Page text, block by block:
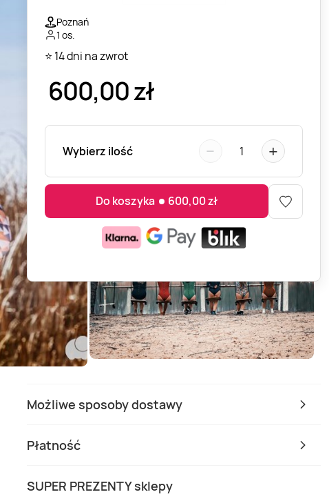
Poznań
1 os.
⭐ 14 dni na zwrot
600,00zł
Wybierz ilość − 1 +
Do koszyka 600,00zł
Możliwe sposoby dostawy
Płatność
SUPER PREZENTY sklepy